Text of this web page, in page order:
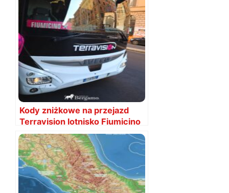
Kody zniżkowe na przejazd
Terravision lotnisko Fiumicino
do Rzymu